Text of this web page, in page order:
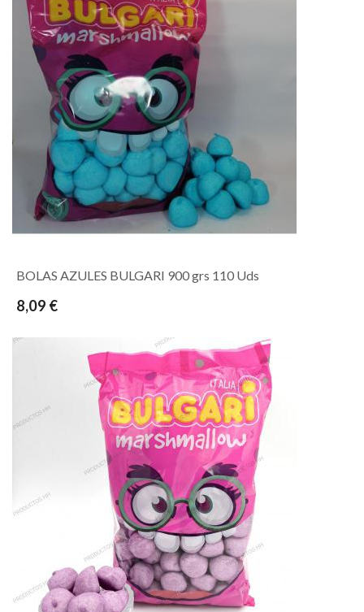
BOLAS AZULES BULGARI 900 grs 110 Uds
8,09 €